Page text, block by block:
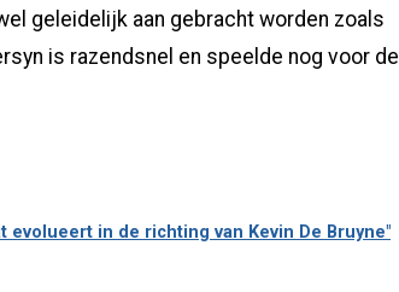
geleidelijk aan gebracht worden zoals
is razendsnel en speelde nog voor de
evolueert in de richting van Kevin De Bruyne"